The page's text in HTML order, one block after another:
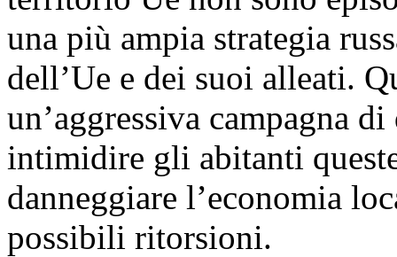
una più ampia strategia
dell’Ue e dei suoi alleati.
un’aggressiva campagna
intimidire gli abitanti
danneggiare l’economia
possibili ritorsioni.